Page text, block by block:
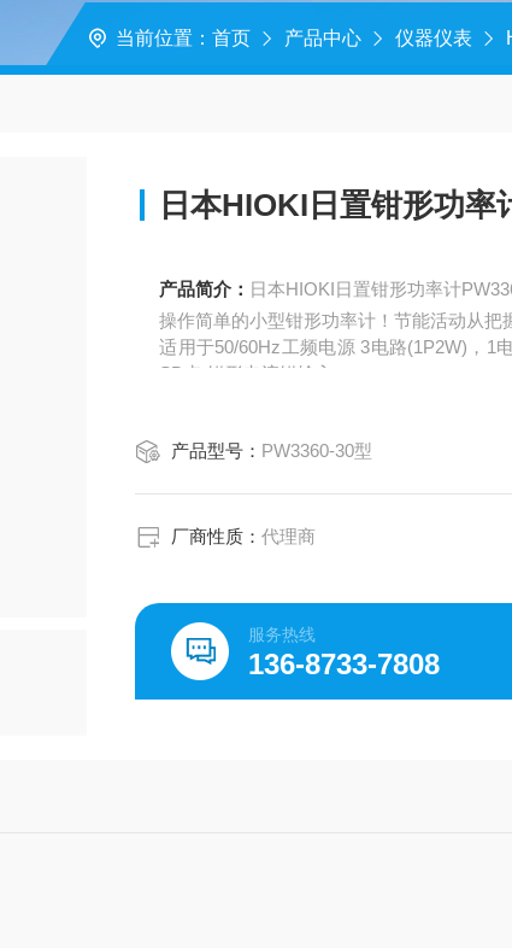
当前位置： 首页 产品中心 仪器仪表
日本HIOKI日置钳形功率
产品简介： 日本HIOKI日置钳形功率计
操作简单的小型钳形功率计！节能活动从把
适用于50/60Hz工频电源 3电路(1P2W)，1
SD卡 钳形电流钳输入
产品型号： PW3360-30型
厂商性质：代理商
服务热线
136-8733-7808